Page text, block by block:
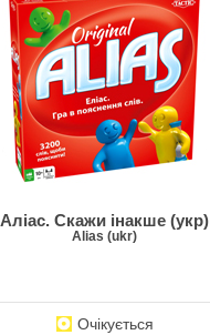
Аліас. Скажи інакше (укр)
Alias (ukr)
Очікується